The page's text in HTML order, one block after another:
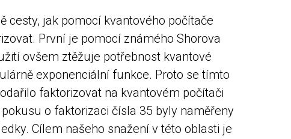
cesty, jak pomocí kvantového počítače
První je pomocí známého Shorova
ovšem ztěžuje potřebnost kvantové
exponenciální funkce. Proto se tímto
faktorizovat na kvantovém počítači
o faktorizaci čísla 35 byly naměřeny
Cílem našeho snažení v této oblasti je